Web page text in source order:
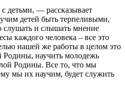
детьми, — рассказывает
детей быть терпеливыми,
и слышать мнение
каждого человека – все это
нашей же работы в целом это
Родины, научить молодежь
Родины. Все то, что мы
мы их научим, будет служить